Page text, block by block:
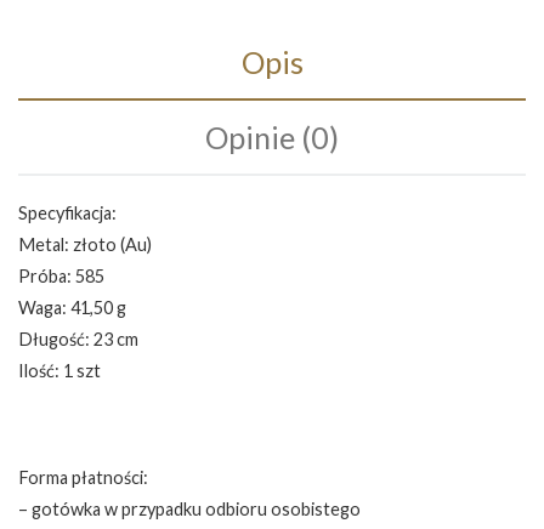
Opis
Opinie (0)
Specyfikacja:
Metal: złoto (Au)
Próba: 585
Waga: 41,50 g
Długość: 23 cm
Ilość: 1 szt
Forma płatności:
– gotówka w przypadku odbioru osobistego